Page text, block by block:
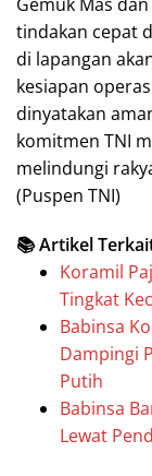
tindakan cepat
di lapangan
kesiapan
dinyatakan
komitmen TNI
melindungi
(Puspen TNI)
📚 Artikel
Koramil
Tingkat
Babinsa
Dampingi
Putih
Babinsa
Lewat